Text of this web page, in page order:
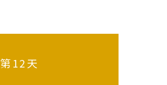
第12天